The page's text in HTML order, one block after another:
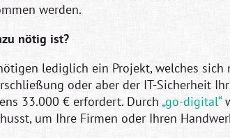
werden.
nötig ist?
lediglich ein Projekt, welches
oder aber der IT-Sicherheit
33.000 € erfordert. Durch„go-digital“
um Ihre Firmen oder Ihren